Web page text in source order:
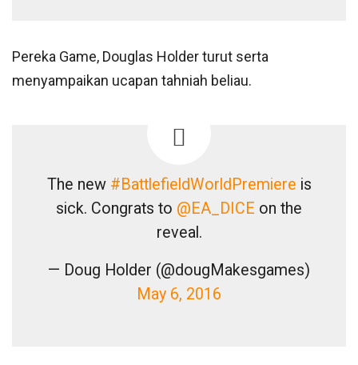
Pereka Game, Douglas Holder turut serta
menyampaikan ucapan tahniah beliau.
The new #BattlefieldWorldPremiere is
sick. Congrats to @EA_DICE on the
reveal.
— Doug Holder (@dougMakesgames)
May 6, 2016